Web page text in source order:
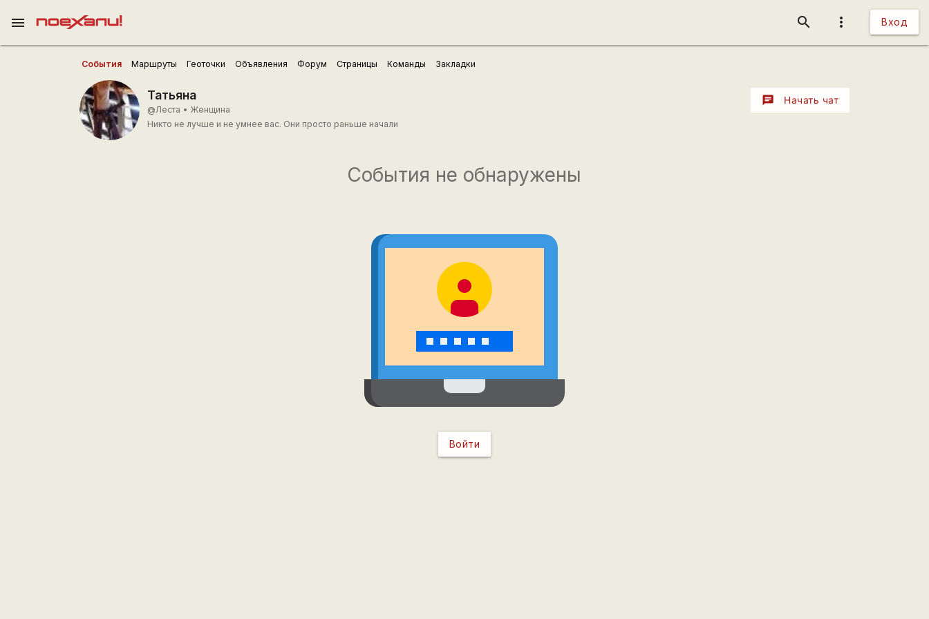
more_vert Вход
search
menu
События Маршруты Геоточки Объявления Форум Страницы Команды Закладки
Татьяна
@Леста • Женщина
Никто не лучше и не умнее вас. Они просто раньше начали
chat Начать чат
События не обнаружены
Войти